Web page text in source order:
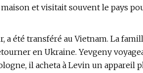
et visitait souvent le pays
a été transféré au Vietnam. La
en Ukraine. Yevgeny
il acheta à Levin un appareil